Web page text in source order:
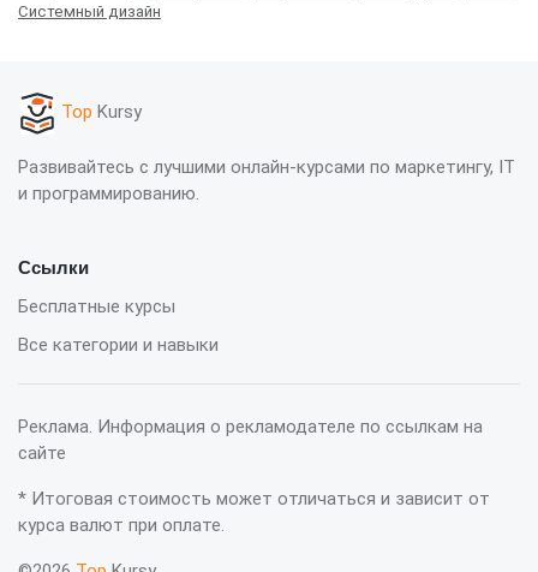
Системный дизайн
Top Kursy
Развивайтесь с лучшими онлайн-курсами по маркетингу, IT
и программированию.
Ссылки
Бесплатные курсы
Все категории и навыки
Реклама. Информация о рекламодателе по ссылкам на
сайте
* Итоговая стоимость может отличаться и зависит от
курса валют при оплате.